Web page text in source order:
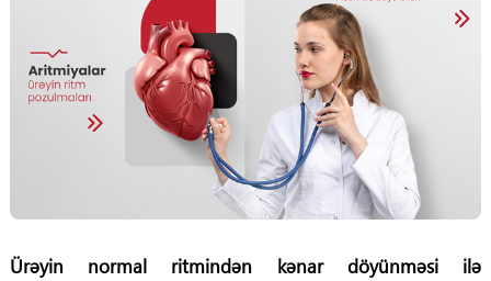
Ürəyin normal ritmindən kənar döyünməsi ilə